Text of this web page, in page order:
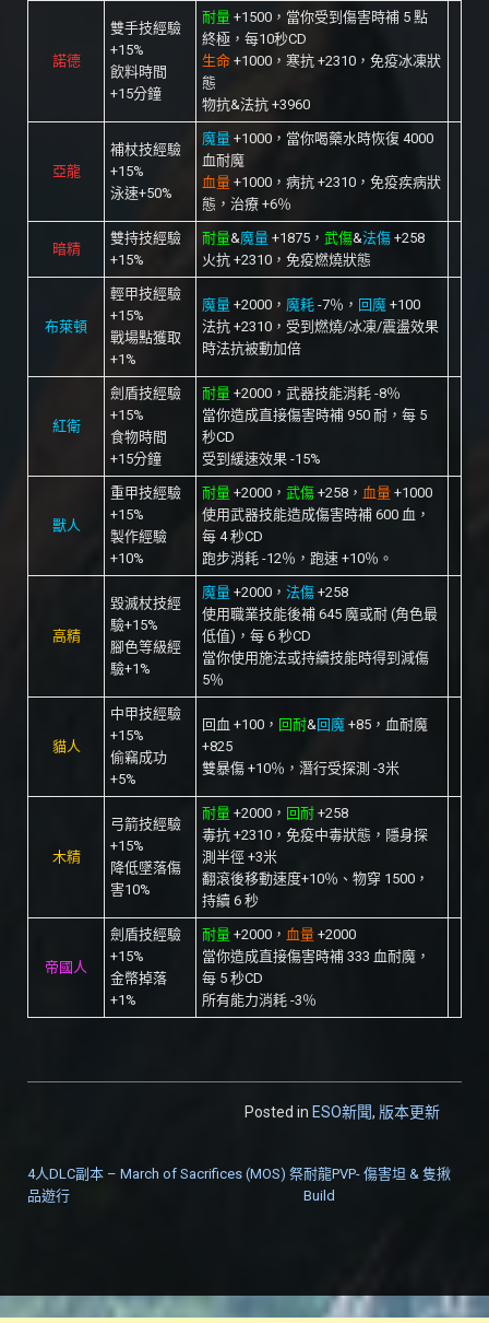
諾德
雙手技經驗
+15%
飲料時間
+15分鐘
耐量 +1500，當你受到傷害時補 5 點
終極，每10秒CD
生命 +1000，寒抗 +2310，免疫冰凍狀
態
物抗&法抗 +3960
亞龍
補杖技經驗
+15%
泳速+50%
魔量 +1000，當你喝藥水時恢復 4000
血耐魔
血量 +1000，病抗 +2310，免疫疾病狀
態，治療 +6％
暗精
雙持技經驗
+15%
耐量&魔量 +1875，武傷&法傷 +258
火抗 +2310，免疫燃燒狀態
布萊頓
輕甲技經驗
+15%
戰場點獲取
+1%
魔量 +2000， 魔耗 -7％， 回魔 +100
法抗 +2310，受到燃燒/冰凍/震盪效果
時法抗被動加倍
紅衛
劍盾技經驗
+15%
食物時間
+15分鐘
耐量 +2000，武器技能消耗 -8％
當你造成直接傷害時補 950 耐，每 5
秒CD
受到緩速效果 -15%
獸人
重甲技經驗
+15%
製作經驗
+10%
耐量 +2000，武傷 +258， 血量 +1000
使用武器技能造成傷害時補 600 血，
每 4 秒CD
跑步消耗 -12％，跑速 +10％。
高精
毀滅杖技經
驗+15%
腳色等級經
驗+1%
魔量 +2000，法傷 +258
使用職業技能後補 645 魔或耐 (角色最
低值)，每 6 秒CD
當你使用施法或持續技能時得到減傷
5％
貓人
中甲技經驗
+15%
偷竊成功
+5%
回血 +100， 回耐&回魔 +85，血耐魔
+825
雙暴傷 +10％，潛行受探測 -3米
木精
弓箭技經驗
+15%
降低墜落傷
害10%
耐量 +2000， 回耐 +258
毒抗 +2310，免疫中毒狀態，隱身探
測半徑 +3米
翻滾後移動速度+10％、物穿 1500，
持續 6 秒
帝國人
劍盾技經驗
+15%
金幣掉落
+1%
耐量 +2000， 血量 +2000
當你造成直接傷害時補 333 血耐魔，
每 5 秒CD
所有能力消耗 -3％
Posted in ESO新聞, 版本更新
文章導覽
4人DLC副本 – March of Sacrifices (MOS) 祭
品遊行
耐龍PVP- 傷害坦 & 隻揪
Build